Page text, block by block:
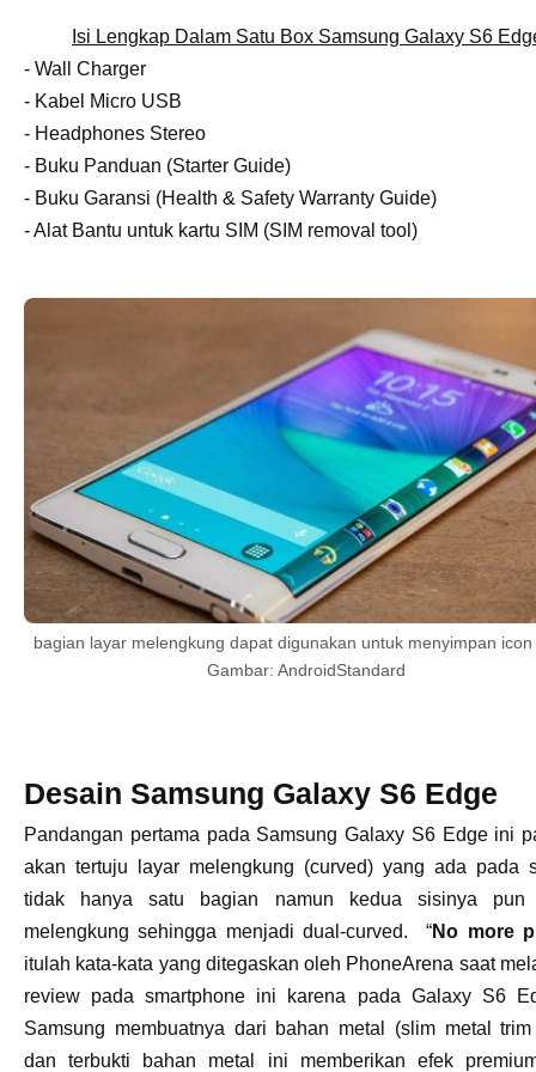
Isi Lengkap Dalam Satu Box Samsung Galaxy S6
- Wall Charger
- Kabel Micro USB
- Headphones Stereo
- Buku Panduan (Starter Guide)
- Buku Garansi (Health & Safety Warranty Guide)
- Alat Bantu untuk kartu SIM (SIM removal tool)
bagian layar melengkung dapat digunakan untuk menyimpan
Gambar: AndroidStandard
Desain Samsung Galaxy S6 Edge
Pandangan pertama pada Samsung Galaxy S6 Edge ini
akan tertuju layar melengkung (curved) yang ada pada
tidak hanya satu bagian namun kedua sisinya pun
melengkung sehingga menjadi dual-curved. “No more
itulah kata-kata yang ditegaskan oleh PhoneArena saat
review pada smartphone ini karena pada Galaxy S6
Samsung membuatnya dari bahan metal (slim metal
dan terbukti bahan metal ini memberikan efek